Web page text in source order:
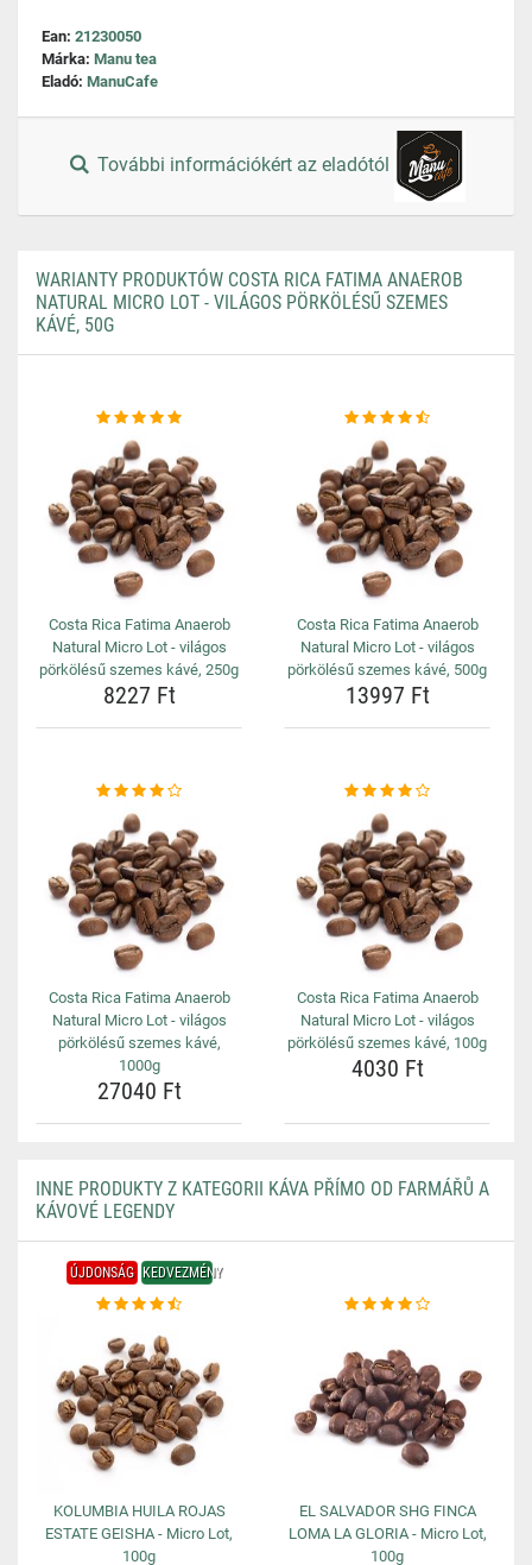
Ean: 21230050
Márka: Manu tea
Eladó: ManuCafe
További információkért az eladótól
WARIANTY PRODUKTÓW COSTA RICA FATIMA ANAEROB
NATURAL MICRO LOT - VILÁGOS PÖRKÖLÉSŰ SZEMES
KÁVÉ, 50G
Costa Rica Fatima Anaerob
Natural Micro Lot - világos
pörkölésű szemes kávé, 250g
8227 Ft
Costa Rica Fatima Anaerob
Natural Micro Lot - világos
pörkölésű szemes kávé, 500g
13997 Ft
Costa Rica Fatima Anaerob
Natural Micro Lot - világos
pörkölésű szemes kávé,
1000g
27040 Ft
Costa Rica Fatima Anaerob
Natural Micro Lot - világos
pörkölésű szemes kávé, 100g
4030 Ft
INNE PRODUKTY Z KATEGORII KÁVA PŘÍMO OD FARMÁŘŮ A
KÁVOVÉ LEGENDY
ÚJDONSÁG KEDVEZMÉNY
KOLUMBIA HUILA ROJAS
ESTATE GEISHA - Micro Lot,
100g
EL SALVADOR SHG FINCA
LOMA LA GLORIA - Micro Lot,
100g